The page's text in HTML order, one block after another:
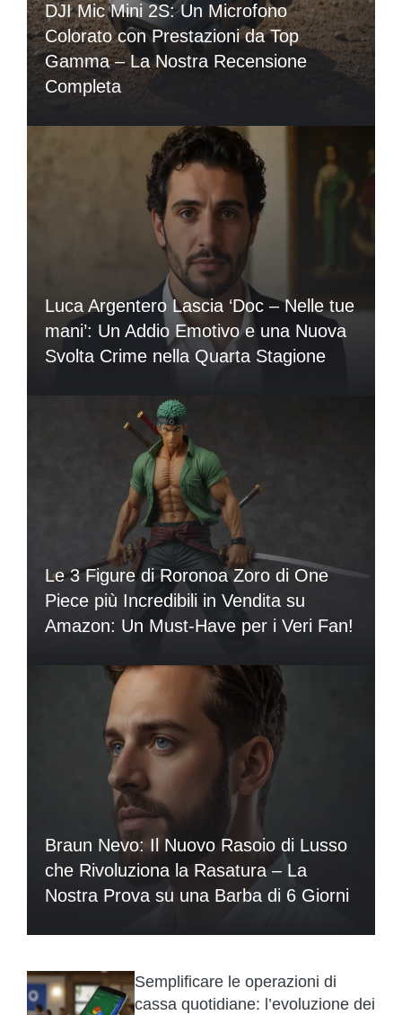
DJI Mic Mini 2S: Un Microfono
Colorato con Prestazioni da Top
Gamma – La Nostra Recensione
Completa
Luca Argentero Lascia ‘Doc – Nelle tue
mani’: Un Addio Emotivo e una Nuova
Svolta Crime nella Quarta Stagione
Le 3 Figure di Roronoa Zoro di One
Piece più Incredibili in Vendita su
Amazon: Un Must-Have per i Veri Fan!
Braun Nevo: Il Nuovo Rasoio di Lusso
che Rivoluziona la Rasatura – La
Nostra Prova su una Barba di 6 Giorni
Semplificare le operazioni di
cassa quotidiane: l’evoluzione dei